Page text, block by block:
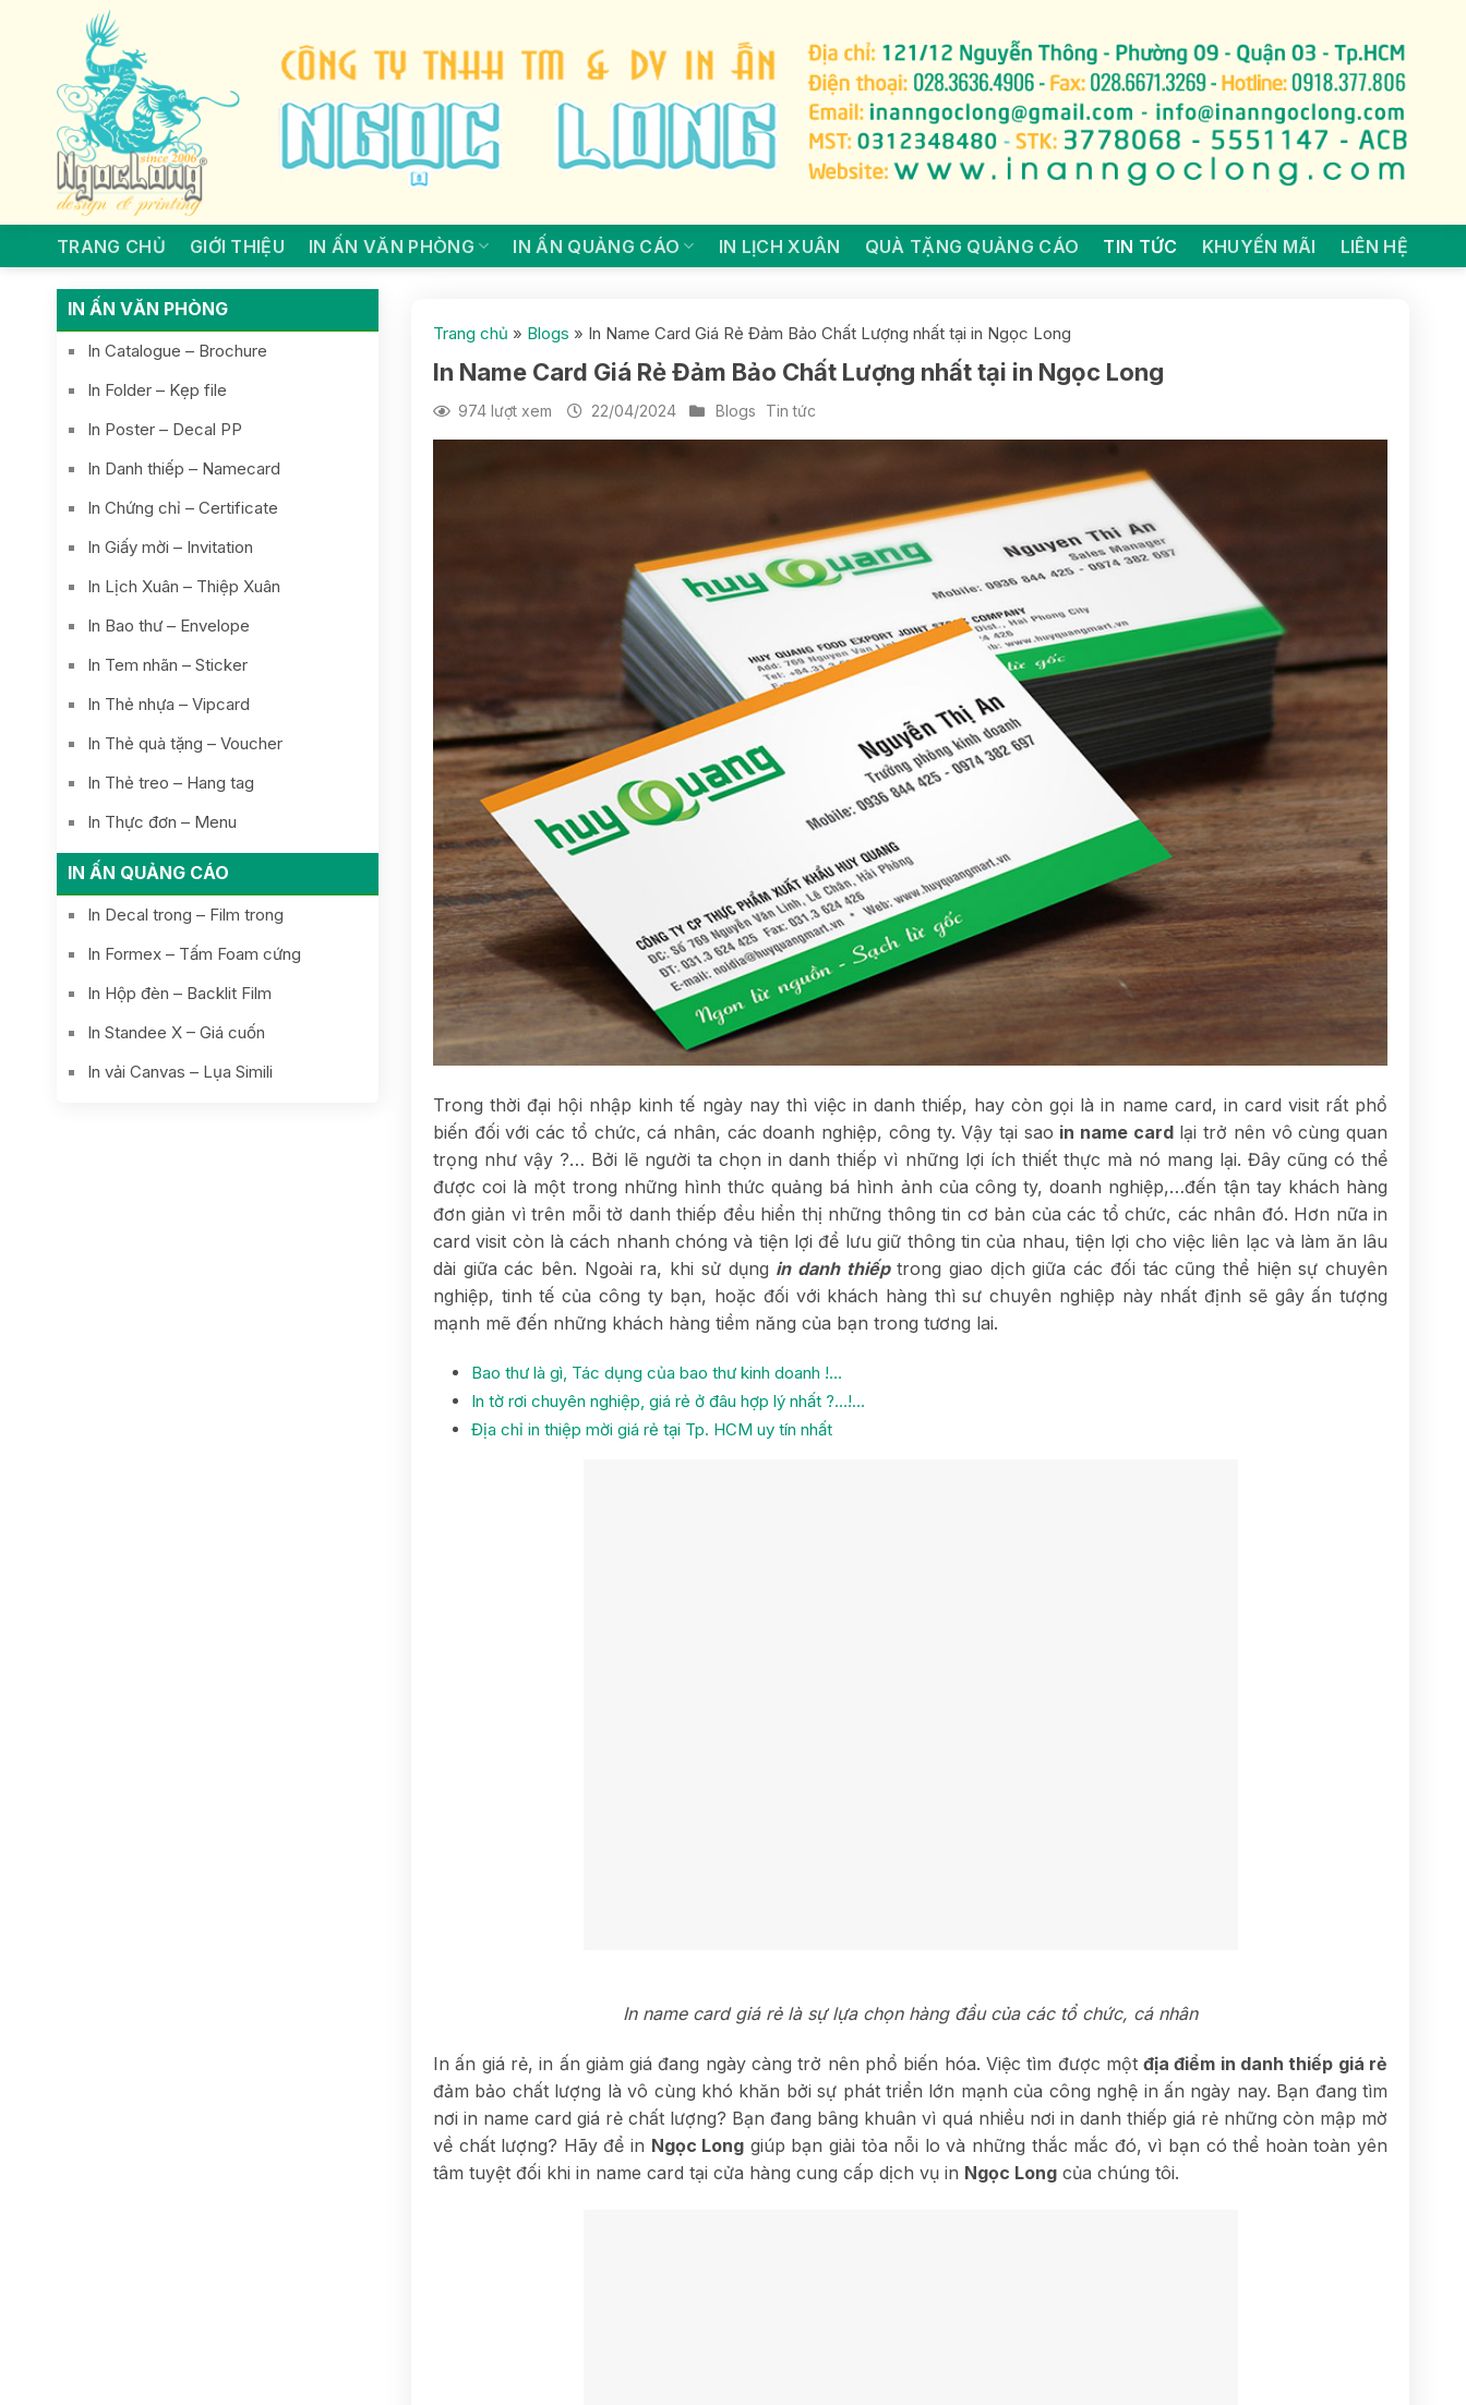
TRANG CHỦ GIỚI THIỆU IN ẤN VĂN PHÒNG IN ẤN QUẢNG CÁO IN LỊCH XUÂN QUÀ TẶNG QUẢNG CÁO TIN TỨC KHUYẾN MÃI LIÊN HỆ
IN ẤN VĂN PHÒNG
In Catalogue – Brochure
In Folder – Kẹp file
In Poster – Decal PP
In Danh thiếp – Namecard
In Chứng chỉ – Certificate
In Giấy mời – Invitation
In Lịch Xuân – Thiệp Xuân
In Bao thư – Envelope
In Tem nhãn – Sticker
In Thẻ nhựa – Vipcard
In Thẻ quà tặng – Voucher
In Thẻ treo – Hang tag
In Thực đơn – Menu
IN ẤN QUẢNG CÁO
In Decal trong – Film trong
In Formex – Tấm Foam cứng
In Hộp đèn – Backlit Film
In Standee X – Giá cuốn
In vải Canvas – Lụa Simili
Trang chủ » Blogs » In Name Card Giá Rẻ Đảm Bảo Chất Lượng nhất tại in Ngọc Long
In Name Card Giá Rẻ Đảm Bảo Chất Lượng nhất tại in Ngọc Long
974 lượt xem 22/04/2024 Blogs Tin tức
Trong thời đại hội nhập kinh tế ngày nay thì việc in danh thiếp, hay còn gọi là in name card, in card visit rất phổ
biến đối với các tổ chức, cá nhân, các doanh nghiệp, công ty. Vậy tại sao in name cardlại trở nên vô cùng quan
trọng như vậy ?… Bởi lẽ người ta chọn in danh thiếp vì những lợi ích thiết thực mà nó mang lại. Đây cũng có thể
được coi là một trong những hình thức quảng bá hình ảnh của công ty, doanh nghiệp,…đến tận tay khách hàng
đơn giản vì trên mỗi tờ danh thiếp đều hiển thị những thông tin cơ bản của các tổ chức, các nhân đó. Hơn nữa in
card visit còn là cách nhanh chóng và tiện lợi để lưu giữ thông tin của nhau, tiện lợi cho việc liên lạc và làm ăn lâu
dài giữa các bên. Ngoài ra, khi sử dụng in danh thiếptrong giao dịch giữa các đối tác cũng thể hiện sự chuyên
nghiệp, tinh tế của công ty bạn, hoặc đối với khách hàng thì sư chuyên nghiệp này nhất định sẽ gây ấn tượng
mạnh mẽ đến những khách hàng tiềm năng của bạn trong tương lai.
Bao thư là gì, Tác dụng của bao thư kinh doanh !…
In tờ rơi chuyên nghiệp, giá rẻ ở đâu hợp lý nhất ?…!…
Địa chỉ in thiệp mời giá rẻ tại Tp. HCM uy tín nhất
In name card giá rẻ là sự lựa chọn hàng đầu của các tổ chức, cá nhân
In ấn giá rẻ, in ấn giảm giá đang ngày càng trở nên phổ biến hóa. Việc tìm được mộtđịa điểm in danh thiếp giá rẻ
đảm bảo chất lượng là vô cùng khó khăn bởi sự phát triển lớn mạnh của công nghệ in ấn ngày nay. Bạn đang tìm
nơi in name card giá rẻ chất lượng? Bạn đang bâng khuân vì quá nhiều nơi in danh thiếp giá rẻ những còn mập mờ
về chất lượng? Hãy để in Ngọc Long giúp bạn giải tỏa nỗi lo và những thắc mắc đó, vì bạn có thể hoàn toàn yên
tâm tuyệt đối khi in name card tại cửa hàng cung cấp dịch vụ in Ngọc Long của chúng tôi.